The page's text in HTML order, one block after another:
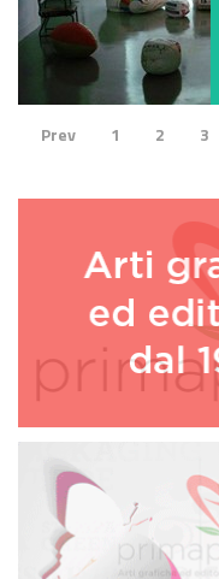
Prev 1 2 3